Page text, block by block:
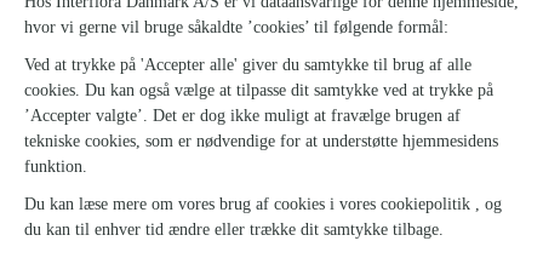
Om Interflora
Sig det med blomster
Kundeservice